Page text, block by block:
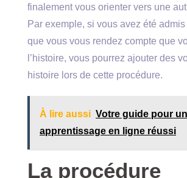
finalement vous orienter vers une
Par exemple, si vous avez été
que vous vous rendez compte que
l’histoire, vous pourrez ajouter des
histoire lors de cette procédure.
À lire aussi Votre guide pour un
apprentissage en ligne réussi
La procédure